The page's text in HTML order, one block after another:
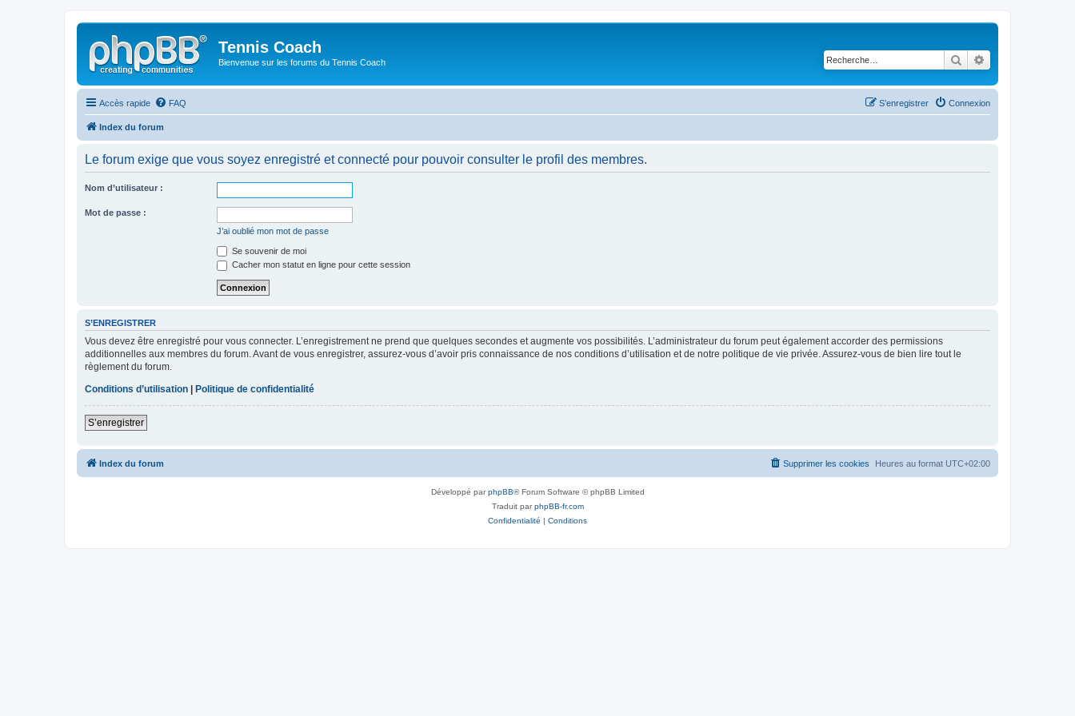
Tennis Coach
Bienvenue sur les forums du Tennis Coach Rechercher
Accès rapide FAQ Connexion
S’enregistrer
Index du forum
Le forum exige que vous soyez enregistré et connecté pour pouvoir consulter le profil des membres.
Nom d’utilisateur :
Mot de passe :
J’ai oublié mon mot de passe
Se souvenir de moi
Cacher mon statut en ligne pour cette session
S’ENREGISTRER
Vous devez être enregistré pour vous connecter. L’enregistrement ne prend que quelques secondes et augmente vos possibilités. L’administrateur du forum peut également accorder des permissions
additionnelles aux membres du forum. Avant de vous enregistrer, assurez-vous d’avoir pris connaissance de nos conditions d’utilisation et de notre politique de vie privée. Assurez-vous de bien lire tout le
règlement du forum.
Conditions d’utilisation
Politique de confidentialité
S’enregistrer
Index du forum Heures au format UTC+02:00
Supprimer les cookies
Développé parphpBB® Forum Software © phpBB Limited
Traduit parphpBB-fr.com
Confidentialité | Conditions